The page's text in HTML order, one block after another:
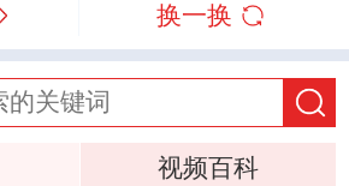
换一换
视频百科